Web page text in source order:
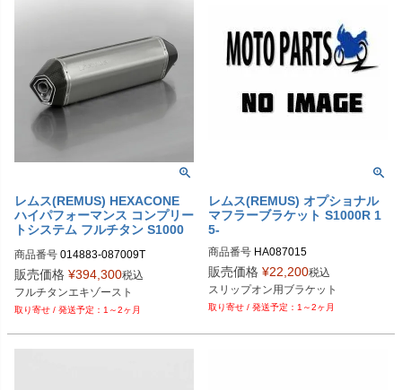
レムス(REMUS) HEXACONE
ハイパフォーマンス コンプリー
トシステム フルチタン S1000
商品番号 014883-087009T
M型番：014883 087009T
販売価格 ¥394,300税込
フルチタンエキゾースト
1～2ヶ月
レムス(REMUS) オプショナル
マフラーブラケット S1000R 1
5-
商品番号 HA087015
販売価格 ¥22,200税込
スリップオン用ブラケット
1～2ヶ月